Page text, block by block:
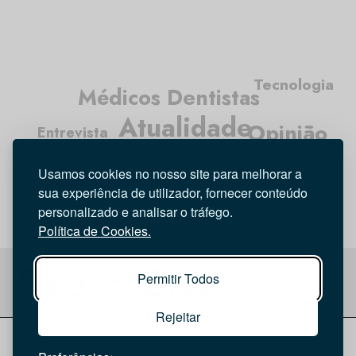
Usamos cookies no nosso site para melhorar a
sua experiência de utilizador, fornecer conteúdo
personalizado e analisar o tráfego.
Política de Cookies.
Permitir Todos
Rejeitar
Atualidade
Médicos Dentistas
Higiene Oral
Entrevista Opinião
Tecnologia